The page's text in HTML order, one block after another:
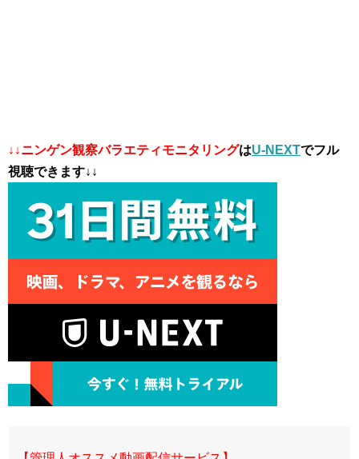
↓↓ニンゲン観察バラエティモニタリングはU-NEXTでフル
視聴できます↓↓